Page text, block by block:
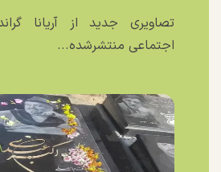
تصاویری جدید از آریانا
اجتماعی منتشرشده...